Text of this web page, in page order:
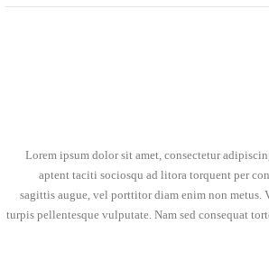
Lorem ipsum dolor sit amet, consectetur
aptent taciti sociosqu ad litora torquent per
sagittis augue, vel porttitor diam enim non metus.
turpis pellentesque vulputate. Nam sed consequat